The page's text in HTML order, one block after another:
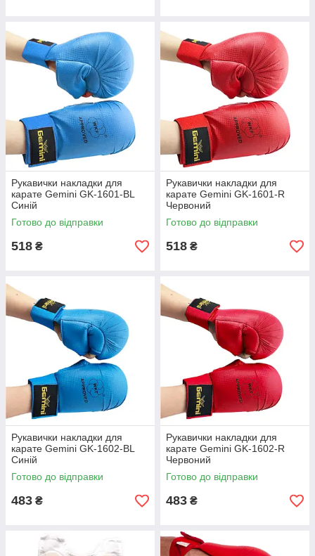
Рукавички накладки для
карате Gemini GK-1601-BL
Синій
Готово до відправки
518 ₴
Рукавички накладки для
карате Gemini GK-1601-R
Червоний
Готово до відправки
518 ₴
Рукавички накладки для
карате Gemini GK-1602-BL
Синій
Готово до відправки
483 ₴
Рукавички накладки для
карате Gemini GK-1602-R
Червоний
Готово до відправки
483 ₴